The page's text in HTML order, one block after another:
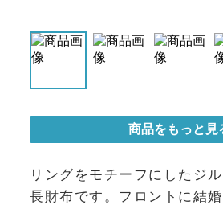
リングをモチーフにしたジ
長財布です。フロントに結